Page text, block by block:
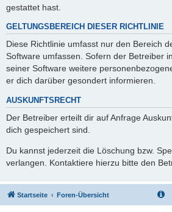
gestattet hast.
GELTUNGSBEREICH DIESER RICHTLINIE
Diese Richtlinie umfasst nur den Bereich
Software umfassen. Sofern der Betreiber
seiner Software weitere
er dich darüber gesondert informieren.
AUSKUNFTSRECHT
Der Betreiber erteilt dir auf Anfrage
dich gespeichert sind.
Du kannst jederzeit die Löschung bzw.
verlangen. Kontaktiere hierzu bitte den
Startseite Foren-Übersicht